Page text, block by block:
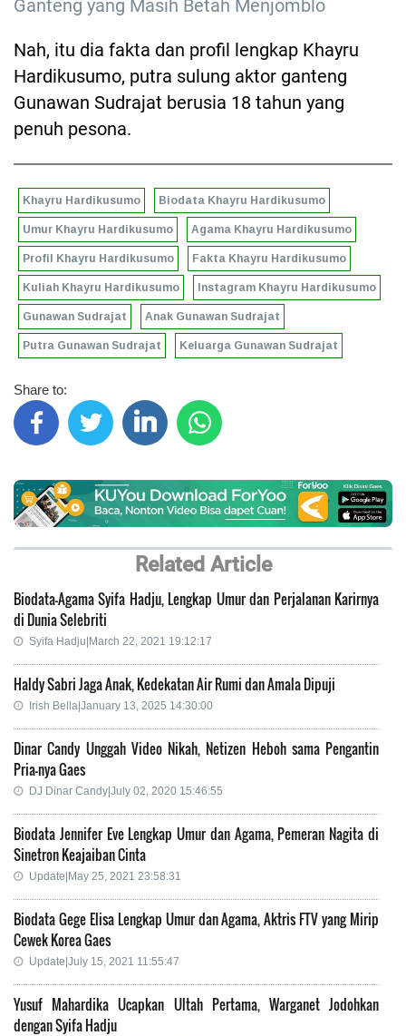
Ganteng yang Masih Betah Menjomblo
Nah, itu dia fakta dan profil lengkap Khayru
Hardikusumo, putra sulung aktor ganteng
Gunawan Sudrajat berusia 18 tahun yang
penuh pesona.
Khayru Hardikusumo Biodata Khayru Hardikusumo
Umur Khayru Hardikusumo Agama Khayru Hardikusumo
Profil Khayru Hardikusumo Fakta Khayru Hardikusumo
Kuliah Khayru Hardikusumo Instagram Khayru Hardikusumo
Gunawan Sudrajat Anak Gunawan Sudrajat
Putra Gunawan Sudrajat Keluarga Gunawan Sudrajat
Share to:
Related Article
Biodata-Agama Syifa Hadju, Lengkap Umur dan Perjalanan Karirnya
di Dunia Selebriti
Syifa Hadju|March 22, 2021 19:12:17
Haldy Sabri Jaga Anak, Kedekatan Air Rumi dan Amala Dipuji
Irish Bella|January 13, 2025 14:30:00
Dinar Candy Unggah Video Nikah, Netizen Heboh sama Pengantin
Pria-nya Gaes
DJ Dinar Candy|July 02, 2020 15:46:55
Biodata Jennifer Eve Lengkap Umur dan Agama, Pemeran Nagita di
Sinetron Keajaiban Cinta
Update|May 25, 2021 23:58:31
Biodata Gege Elisa Lengkap Umur dan Agama, Aktris FTV yang Mirip
Cewek Korea Gaes
Update|July 15, 2021 11:55:47
Yusuf Mahardika Ucapkan Ultah Pertama, Warganet Jodohkan
dengan Syifa Hadju